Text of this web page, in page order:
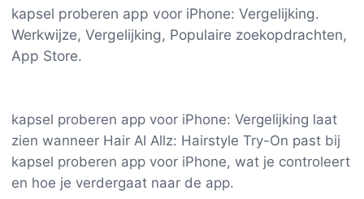
kapsel proberen app voor iPhone: Vergelijking.
Werkwijze, Vergelijking, Populaire zoekopdrachten,
App Store.
kapsel proberen app voor iPhone: Vergelijking laat
zien wanneer Hair AI Allz: Hairstyle Try-On past bij
kapsel proberen app voor iPhone, wat je controleert
en hoe je verdergaat naar de app.